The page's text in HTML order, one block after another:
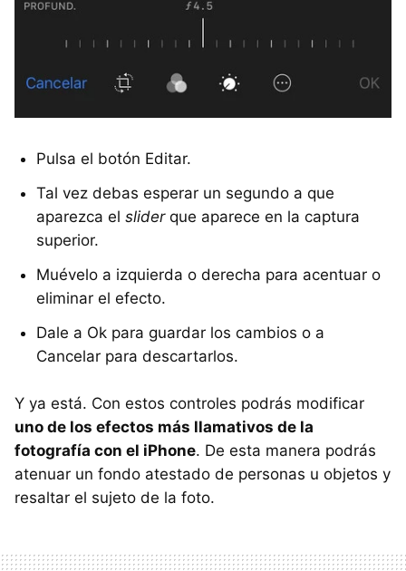
Pulsa el botón Editar.
Tal vez debas esperar un segundo a que
aparezca el sliderque aparece en la captura
superior.
Muévelo a izquierda o derecha para acentuar o
eliminar el efecto.
Dale a Ok para guardar los cambios o a
Cancelar para descartarlos.
Y ya está. Con estos controles podrás modificar
uno de los efectos más llamativos de la
fotografía con el iPhone. De esta manera podrás
atenuar un fondo atestado de personas u objetos y
resaltar el sujeto de la foto.